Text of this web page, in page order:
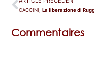
CACCINI,La liberazione di Ruggiero
Commentaires